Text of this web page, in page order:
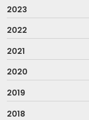
2023
2022
2021
2020
2019
2018